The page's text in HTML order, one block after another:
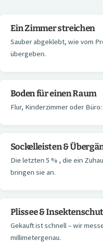
Ein Zimmer streichen
Sauber abgeklebt, wie vom
übergeben.
Boden für einen Raum
Flur, Kinderzimmer oder
Sockelleisten &
Die letzten 5 % , die ein
bringen sie an.
Plissee &
Gekauft ist schnell – wir
millimetergenau.